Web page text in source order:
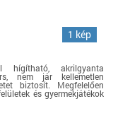
1 kép
hígítható, akrilgyanta
nem jár kellemetlen
biztosít. Megfelelően
és gyermekjátékok